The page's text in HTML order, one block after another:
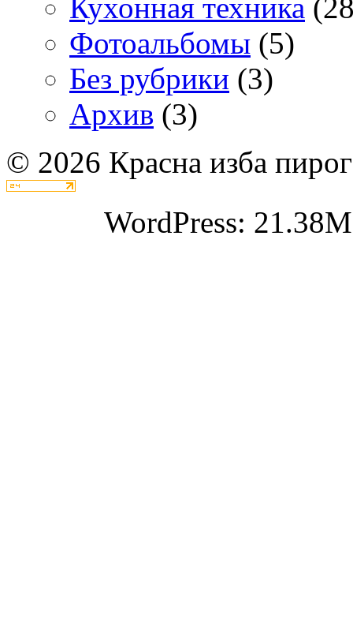
Кухонная техника
Фотоальбомы (5)
Без рубрики (3)
Архив (3)
© 2026 Красна изба
WordPress: